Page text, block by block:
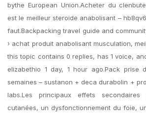
bythe European Union.Acheter du
est le meilleur steroide anabolisant –
faut.Backpacking travel guide and
› achat produit anabolisant musculation,
this topic contains 0 replies, has 1 voice,
elizabethio 1 day, 1 hour ago.Pack prise
semaines – sustanon + deca durabolin +
labs.Les principaux effets
cutanées, un dysfonctionnement du foie,